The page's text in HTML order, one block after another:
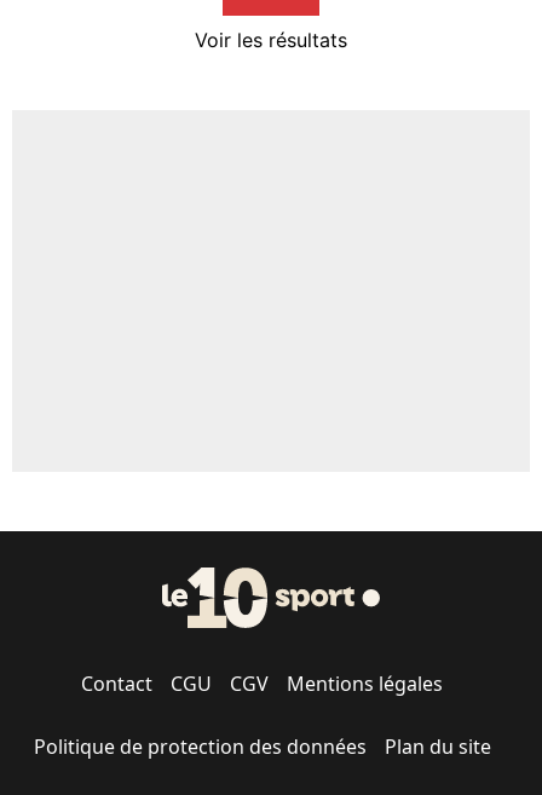
Voir les résultats
Contact CGU CGV Mentions légales
Politique de protection des données Plan du site